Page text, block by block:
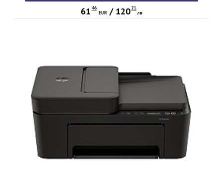
61 46
EUR / 12021
лв